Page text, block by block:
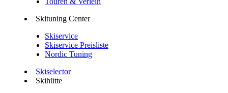
Skituning Center
Skiservice
Skiservice Preisliste
Nordic Tuning
Skiselector
Skihütte